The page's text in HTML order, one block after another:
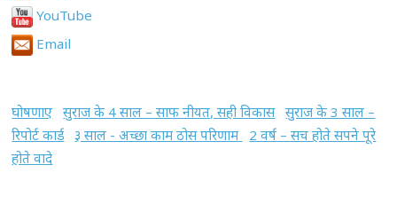
YouTube
Email
घोषणाए सुराज के 4 साल – साफ नीयत, सही विकास सुराज के 3 साल –
रिपोर्ट कार्ड
३ साल - अच्छा काम ठोस परिणाम
2 वर्ष – सच होते सपने पूरे
होते वादे